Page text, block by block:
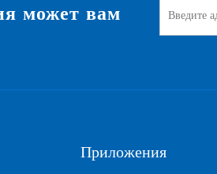
может вам
Приложения